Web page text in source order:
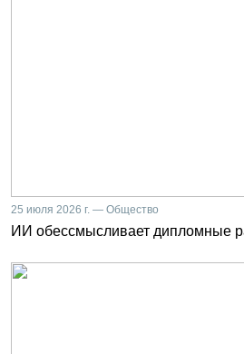
25 июля 2026 г. — Общество
ИИ обессмысливает дипломные